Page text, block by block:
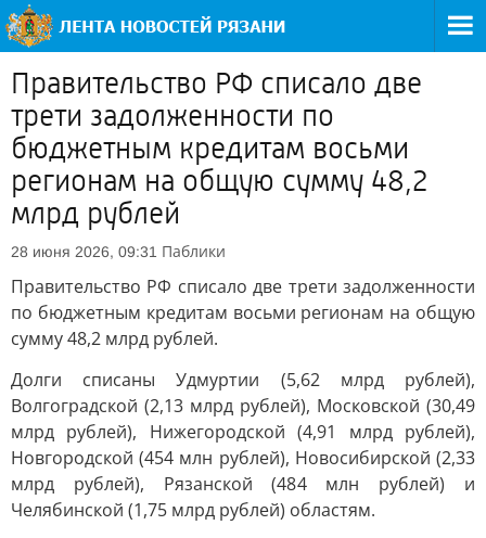
Правительство РФ списало две
трети задолженности по
бюджетным кредитам восьми
регионам на общую сумму 48,2
млрд рублей
28 июня 2026, 09:31 Паблики
Правительство РФ списало две трети задолженности
по бюджетным кредитам восьми регионам на общую
сумму 48,2 млрд рублей.
Долги списаны Удмуртии (5,62 млрд рублей),
Волгоградской (2,13 млрд рублей), Московской (30,49
млрд рублей), Нижегородской (4,91 млрд рублей),
Новгородской (454 млн рублей), Новосибирской (2,33
млрд рублей), Рязанской (484 млн рублей) и
Челябинской (1,75 млрд рублей) областям.